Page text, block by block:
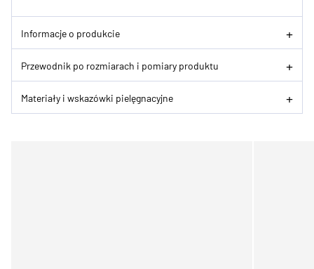
Informacje o produkcie
Przewodnik po rozmiarach i pomiary produktu
Materiały i wskazówki pielęgnacyjne